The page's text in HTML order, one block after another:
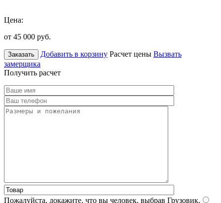
Цена:
от 45 000 руб.
Заказать Добавить в корзину Расчет цены Вызвать
замерщика
Получить расчет
Пожалуйста, докажите, что вы человек, выбрав Грузовик.